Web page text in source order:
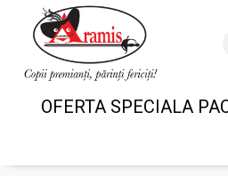
OFERTA SPECIALA